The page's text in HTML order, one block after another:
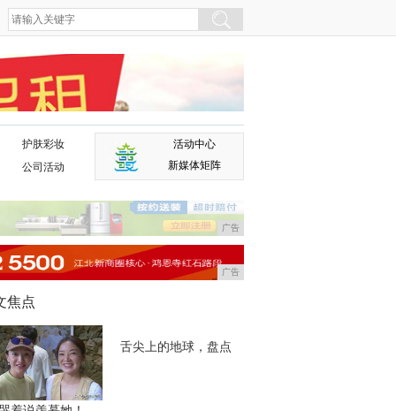
护肤彩妆
公司活动
活动中心
新媒体矩阵
广告
广告
焦点
舌尖上的地球，盘点